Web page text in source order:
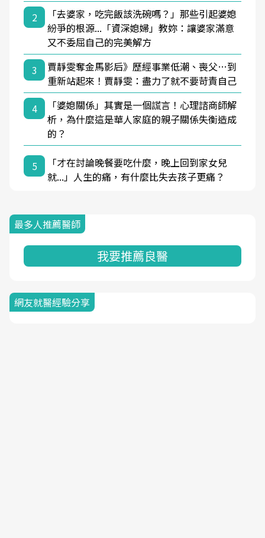
2
「去婆家，吃完飯該洗碗嗎？」那些引起婆媳
紛爭的根源...「資深媳婦」教妳：讓婆家滿意
又不委屈自己的完美解方
3
賈靜雯奪金馬影后》歷經事業低潮、喪父…到
重新站起來！賈靜雯：盡力了就不要苛責自己
4
「婆媳關係」其實是一個謊言！心理諮商師解
析，為什麼這是華人家庭的親子關係失衡造成
的？
5
「才在討論晚餐要吃什麼，晚上回到家女兒
就...」人生的痛，有什麼比失去孩子更痛？
最多人推薦醫師
我要推薦良醫
網友就醫經驗分享